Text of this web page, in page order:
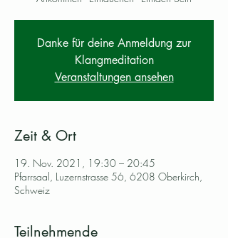
Danke für deine Anmeldung zur
Klangmeditation
Veranstaltungen ansehen
Zeit & Ort
19. Nov. 2021, 19:30 – 20:45
Pfarrsaal, Luzernstrasse 56, 6208 Oberkirch,
Schweiz
Teilnehmende